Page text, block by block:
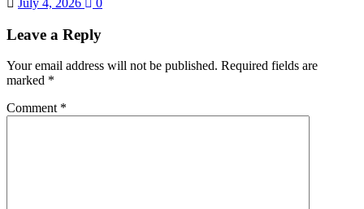
July 4, 2026 0
Leave a Reply
Your email address will not be published. Required fields are
marked *
Comment *